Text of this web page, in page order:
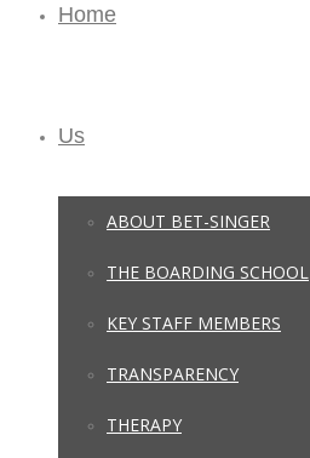
Home
Us
ABOUT BET-SINGER
THE BOARDING SCHOOL
KEY STAFF MEMBERS
TRANSPARENCY
THERAPY